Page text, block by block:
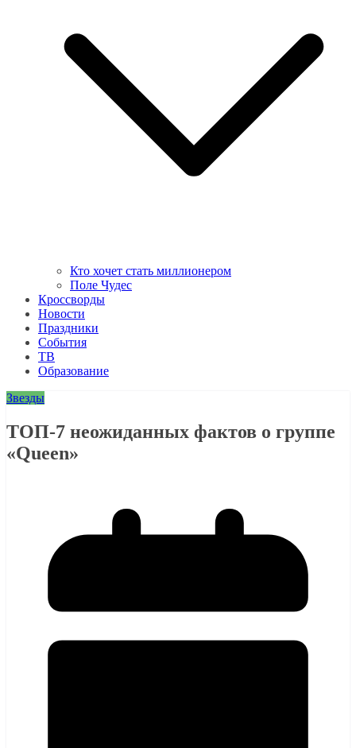
Кто хочет стать миллионером
Поле Чудес
Кроссворды
Новости
Праздники
События
ТВ
Образование
Звезды
ТОП-7 неожиданных фактов о группе
«Queen»